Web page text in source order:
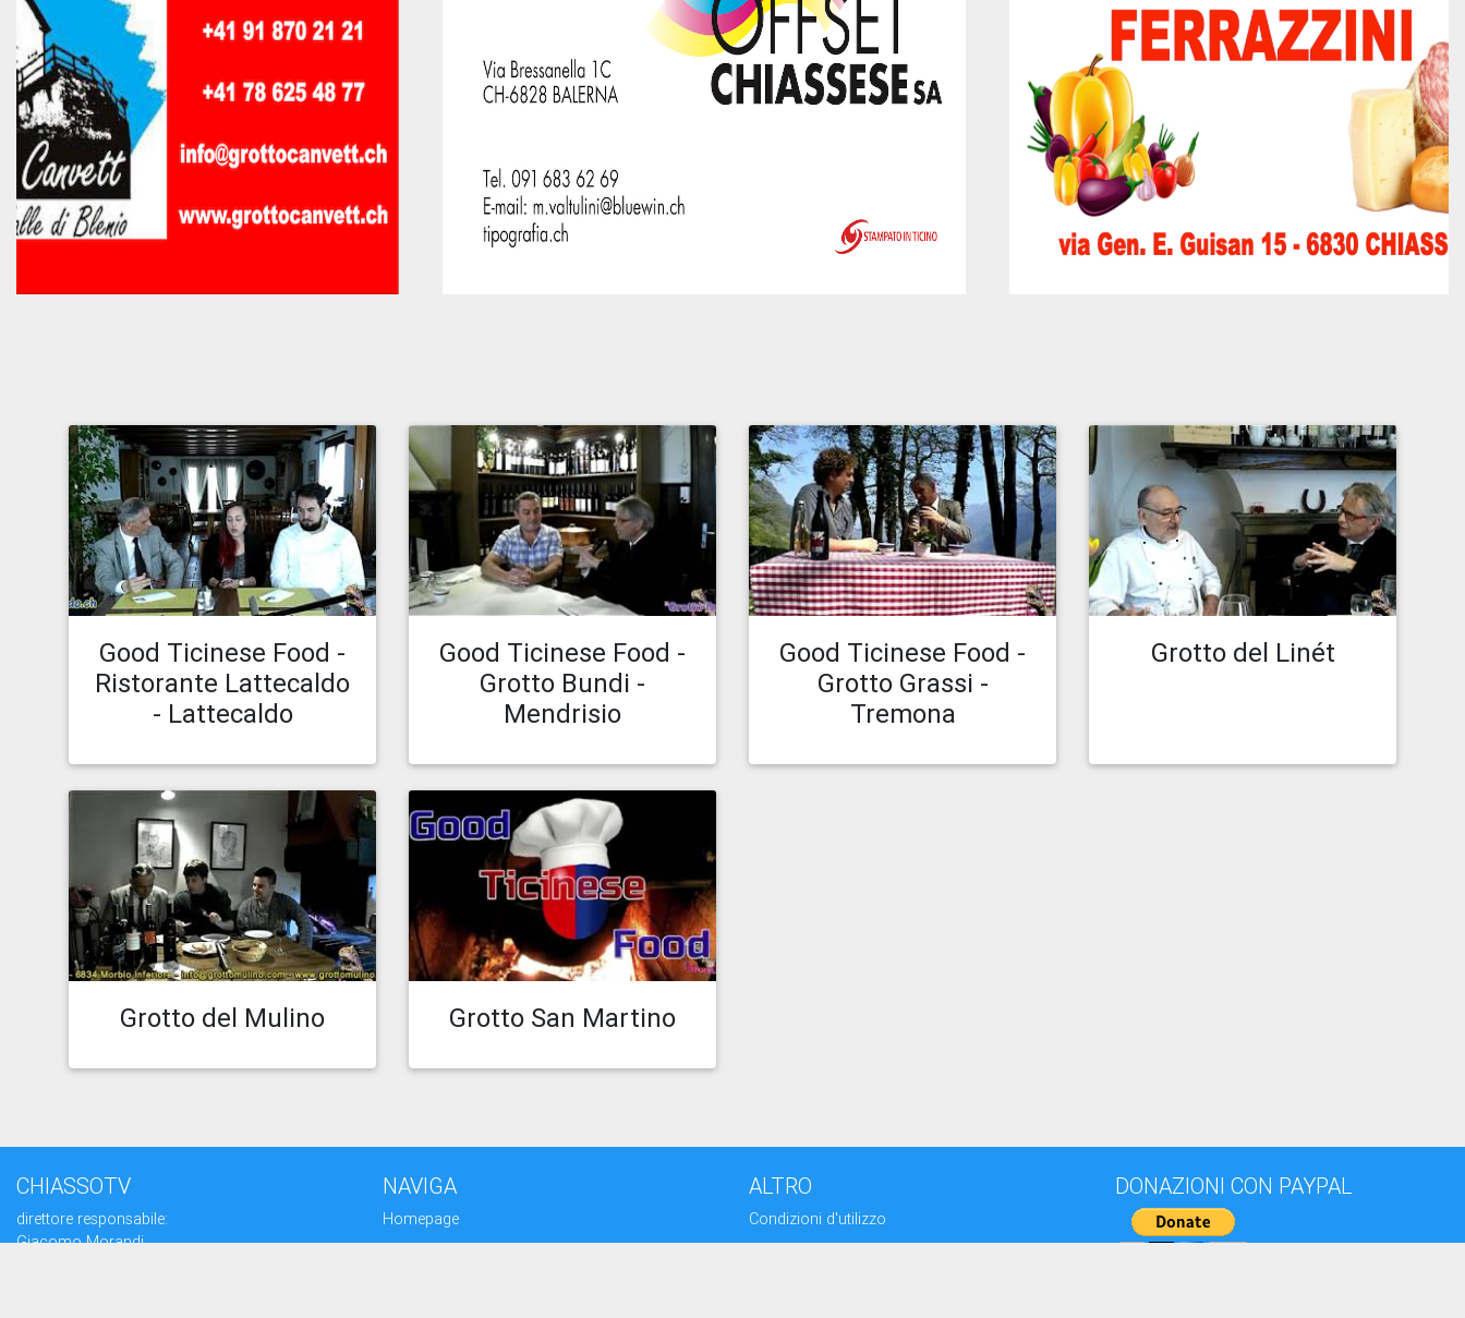
Caricato il 01.11.19 20:43
Guarda episodio
Good Ticinese Food -
Ristorante Lattecaldo
- Lattecaldo
Caricato il 01.11.19 20:39
Guarda episodio
Good Ticinese Food -
Grotto Bundi -
Mendrisio
Caricato il 01.11.19 20:35
Guarda episodio
Good Ticinese Food -
Grotto Grassi -
Tremona
Caricato il 30.10.19 11:49
Guarda episodio
Grotto del Linét
Caricato il 30.10.19 11:47
Guarda episodio
Grotto del Mulino
Caricato il 30.10.19 09:03
Guarda episodio
Grotto San Martino
CHIASSOTV
direttore responsabile:
Giacomo Morandi
NAVIGA
Homepage
ALTRO
Condizioni d'utilizzo
DONAZIONI CON PAYPAL